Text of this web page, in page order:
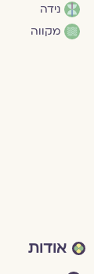
נידה
מקווה
אודות